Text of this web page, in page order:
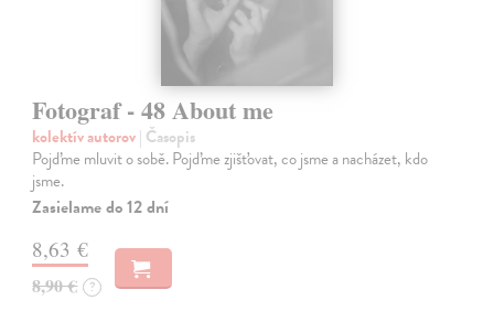
Fotograf - 48 About me
kolektív autorov| Časopis
Pojďme mluvit o sobě. Pojďme zjišťovat, co jsme a nacházet, kdo
jsme.
Zasielame do 12 dní
8,63 €
8,90 € ?